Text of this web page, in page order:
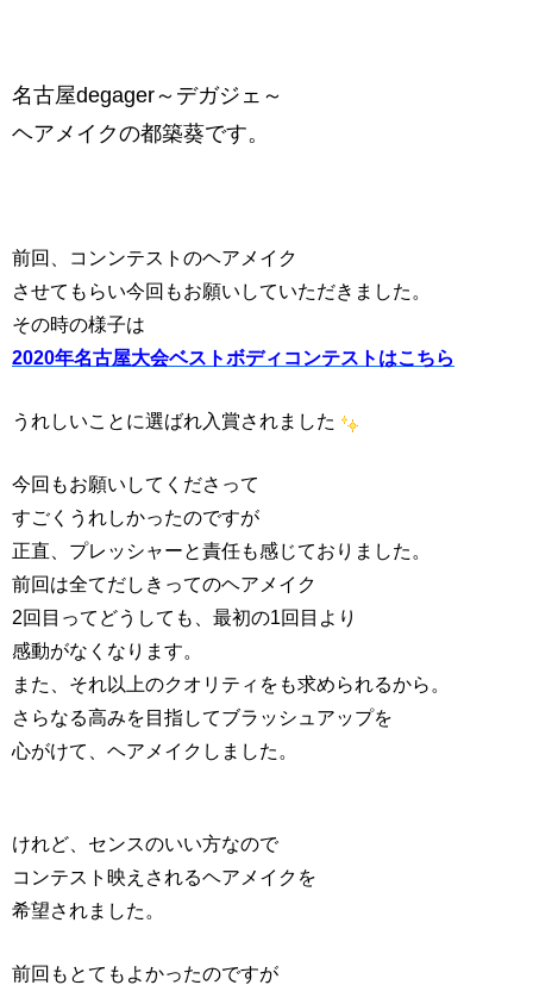
名古屋degager～デガジェ～
ヘアメイクの都築葵です。
前回、コンンテストのヘアメイク
させてもらい今回もお願いしていただきました。
その時の様子は
2020年名古屋大会ベストボディコンテストはこちら
うれしいことに選ばれ入賞されました
今回もお願いしてくださって
すごくうれしかったのですが
正直、プレッシャーと責任も感じておりました。
前回は全てだしきってのヘアメイク
2回目ってどうしても、最初の1回目より
感動がなくなります。
また、それ以上のクオリティをも求められるから。
さらなる高みを目指してブラッシュアップを
心がけて、ヘアメイクしました。
けれど、センスのいい方なので
コンテスト映えされるヘアメイクを
希望されました。
前回もとてもよかったのですが